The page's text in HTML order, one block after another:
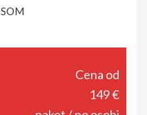
Cena od
149 €